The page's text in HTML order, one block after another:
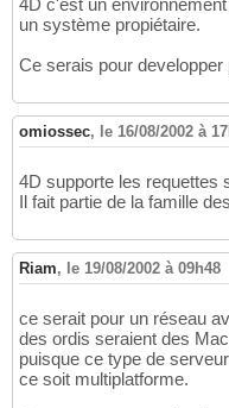
4D c'est un
un système propiétaire.
Ce serais pour developper
omiossec, le 16/08/2002 à
4D supporte les requettes
Il fait partie de la famille
Riam, le 19/08/2002 à 09h48
ce serait pour un réseau
des ordis seraient des
puisque ce type de
ce soit multiplatforme.